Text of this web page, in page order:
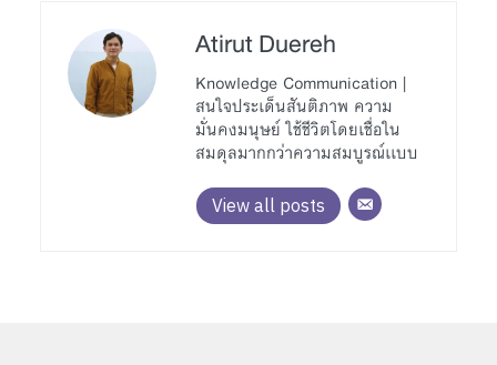
Atirut Duereh
Knowledge Communication |
สนใจประเด็นสันติภาพ ความ
มั่นคงมนุษย์ ใช้ชีวิตโดยเชื่อใน
สมดุลมากกว่าความสมบูรณ์เเบบ
View all posts